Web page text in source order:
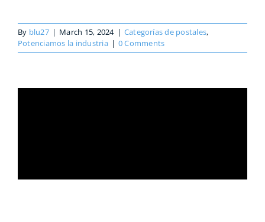
By blu27 | March 15, 2024 | Categorías de postales,
Potenciamos la industria | 0 Comments